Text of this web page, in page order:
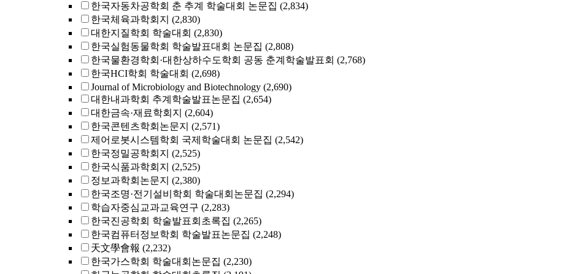
한국자동차공학회 춘 추계 학술대회 논문집 (2,834)
한국체육과학회지 (2,830)
대한지질학회 학술대회 (2,830)
한국실험동물학회 학술발표대회 논문집 (2,808)
한국물환경학회·대한상하수도학회 공동 춘계학술발표회 (2,768)
한국HCI학회 학술대회 (2,698)
Journal of Microbiology and Biotechnology (2,690)
대한내과학회 추계학술발표논문집 (2,654)
대한금속·재료학회지 (2,604)
한국콘텐츠학회논문지 (2,571)
제어로봇시스템학회 국제학술대회 논문집 (2,542)
한국정밀공학회지 (2,525)
한국식품과학회지 (2,525)
정보과학회논문지 (2,380)
한국조명·전기설비학회 학술대회논문집 (2,294)
학습자중심교과교육연구 (2,283)
한국진공학회 학술발표회초록집 (2,265)
한국컴퓨터정보학회 학술발표논문집 (2,248)
天文學會報 (2,232)
한국가스학회 학술대회논문집 (2,230)